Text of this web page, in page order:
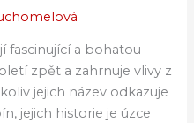
fascinující a bohatou
zpět a zahrnuje vlivy z
jejich název odkazuje
jejich historie je úzce